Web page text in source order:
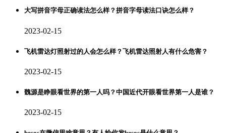
大写拼音字母正确读法怎么样？拼音字母读法口诀怎么样？
2023-02-15
飞机雷达灯照射过的人会怎么样？飞机雷达照射人有什么危害？
2023-02-15
魏源是睁眼看世界的第一人吗？中国近代开眼看世界第一人是谁？
2023-02-15